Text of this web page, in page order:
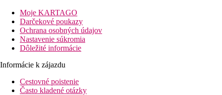
dávajú prednosť pokojnejšiemu prostrediu. Hotel patrí do
kvalitného reťazca hotelov HVD.
Vzdialenosť
pláže: 50m
nákupných možností: 1000 m
Popis izby
Moje KARTAGO
Darčekové poukazy
Ochrana osobných údajov
Nastavenie súkromia
Dôležité informácie
Informácie k zájazdu
Cestovné poistenie
Často kladené otázky